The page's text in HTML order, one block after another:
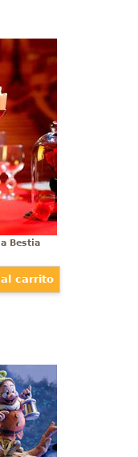
y la
Bestia
de
de
Esta
está
una
de 24 x
9 x 32 cm.
Bestia
al
Hogar
Los 7
Shore
Hogar”.